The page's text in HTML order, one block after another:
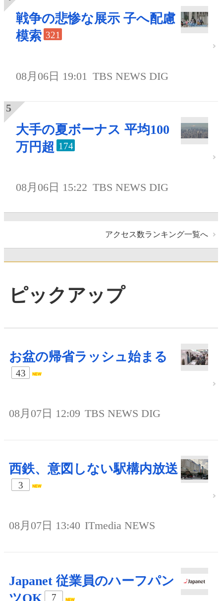
戦争の悲惨な展示 子へ配慮
模索 321
08月06日 19:01 TBS NEWS DIG
大手の夏ボーナス 平均100
万円超 174
08月06日 15:22 TBS NEWS DIG
アクセス数ランキング一覧へ
ピックアップ
お盆の帰省ラッシュ始まる
43
08月07日 12:09 TBS NEWS DIG
西鉄、意図しない駅構内放送
3
08月07日 13:40 ITmedia NEWS
Japanet 従業員のハーフパン
7